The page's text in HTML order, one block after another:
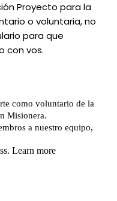
Proyecto para la
o voluntaria, no
para que
con vos.